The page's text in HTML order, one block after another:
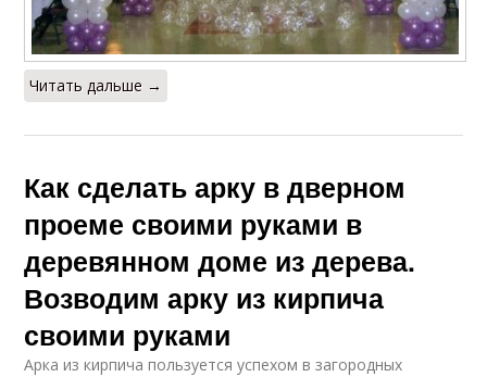
Читать дальше →
Как сделать арку в дверном
проеме своими руками в
деревянном доме из дерева.
Возводим арку из кирпича
своими руками
Арка из кирпича пользуется успехом в загородных